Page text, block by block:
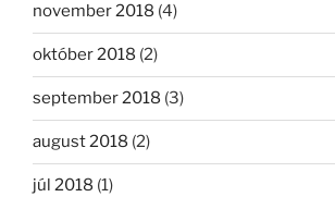
november 2018 (4)
október 2018 (2)
september 2018 (3)
august 2018 (2)
júl 2018 (1)